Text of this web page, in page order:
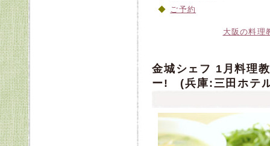
ご予約
大阪の料理
金城シェフ 1月料理
ー! (兵庫:三田ホテ